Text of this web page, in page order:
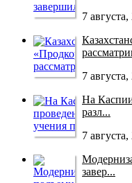
7
7
На
разл...
7
завер...